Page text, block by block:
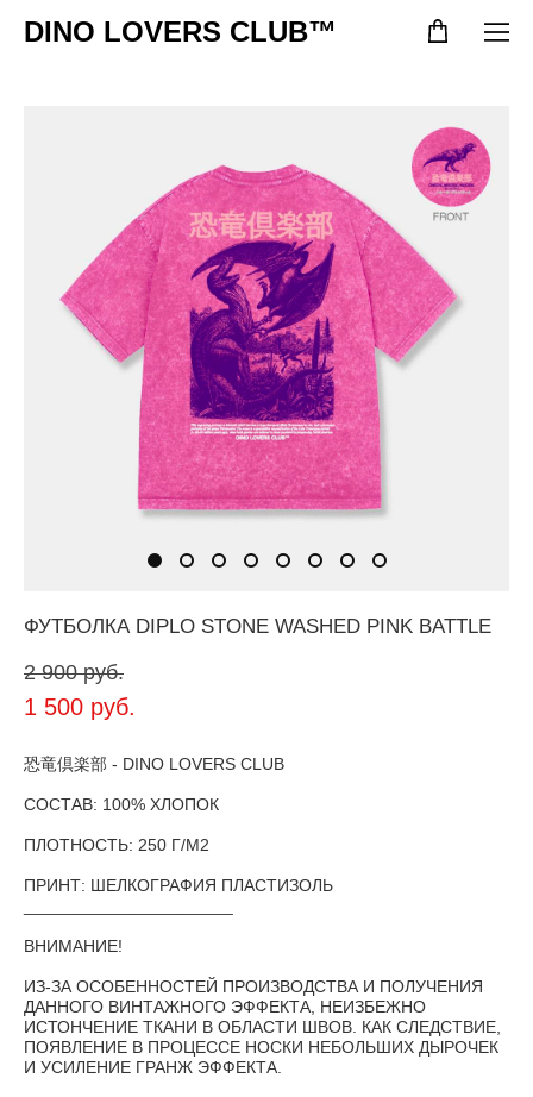
DINO LOVERS CLUB™
ФУТБОЛКА DIPLO STONE WASHED PINK BATTLE
2 900 pуб.
1 500 pуб.
恐竜倶楽部 - DINO LOVERS CLUB
СОСТАВ: 100% ХЛОПОК
ПЛОТНОСТЬ: 250 Г/М2
ПРИНТ: ШЕЛКОГРАФИЯ ПЛАСТИЗОЛЬ
ВНИМАНИЕ!
ИЗ-ЗА ОСОБЕННОСТЕЙ ПРОИЗВОДСТВА И ПОЛУЧЕНИЯ
ДАННОГО ВИНТАЖНОГО ЭФФЕКТА, НЕИЗБЕЖНО
ИСТОНЧЕНИЕ ТКАНИ В ОБЛАСТИ ШВОВ. КАК СЛЕДСТВИЕ,
ПОЯВЛЕНИЕ В ПРОЦЕССЕ НОСКИ НЕБОЛЬШИХ ДЫРОЧЕК
И УСИЛЕНИЕ ГРАНЖ ЭФФЕКТА.